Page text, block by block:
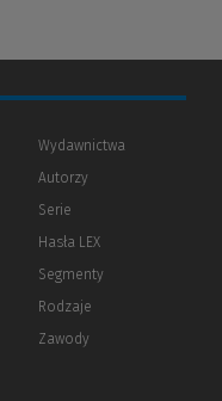
Wydawnictwa
Autorzy
Serie
Hasła LEX
Segmenty
Rodzaje
Zawody